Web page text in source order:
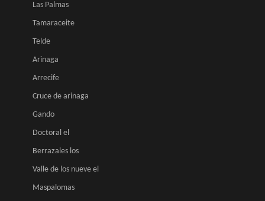
Las Palmas
Tamaraceite
Telde
Arinaga
Arrecife
Cruce de arinaga
Gando
Doctoral el
Berrazales los
Valle de los nueve el
Maspalomas